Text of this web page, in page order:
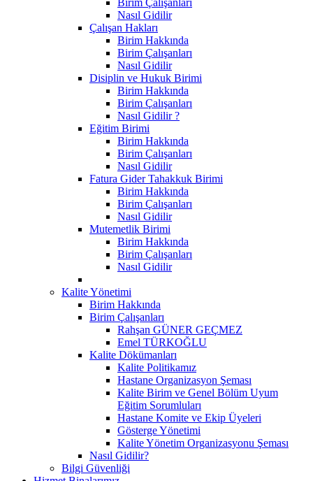
Nasıl Gidilir
Çalışan Hakları
Birim Hakkında
Birim Çalışanları
Nasıl Gidilir
Disiplin ve Hukuk Birimi
Birim Hakkında
Birim Çalışanları
Nasıl Gidilir ?
Eğitim Birimi
Birim Hakkında
Birim Çalışanları
Nasıl Gidilir
Fatura Gider Tahakkuk Birimi
Birim Hakkında
Birim Çalışanları
Nasıl Gidilir
Mutemetlik Birimi
Birim Hakkında
Birim Çalışanları
Nasıl Gidilir
Kalite Yönetimi
Birim Hakkında
Birim Çalışanları
Rahşan GÜNER GEÇMEZ
Emel TÜRKOĞLU
Kalite Dökümanları
Kalite Politikamız
Hastane Organizasyon Şeması
Kalite Birim ve Genel Bölüm Uyum
Eğitim Sorumluları
Hastane Komite ve Ekip Üyeleri
Gösterge Yönetimi
Kalite Yönetim Organizasyonu Şeması
Nasıl Gidilir?
Bilgi Güvenliği